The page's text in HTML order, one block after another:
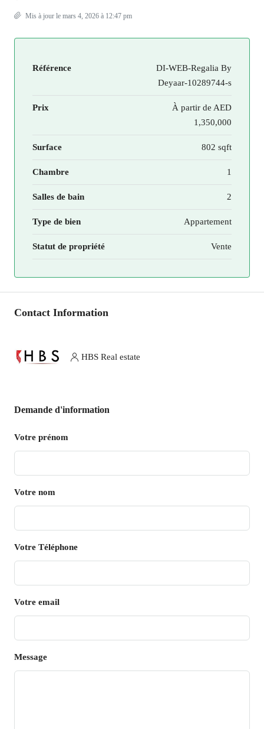
Mis à jour le mars 4, 2026 à 12:47 pm
Référence
DI-WEB-Regalia By
Deyaar-10289744-s
Prix À partir de AED
1,350,000
Surface 802 sqft
Chambre 1
Salles de bain 2
Type de bien Appartement
Statut de propriété Vente
Contact Information
HBS Real estate
Demande d'information
Votre prénom
Votre nom
Votre Téléphone
Votre email
Message